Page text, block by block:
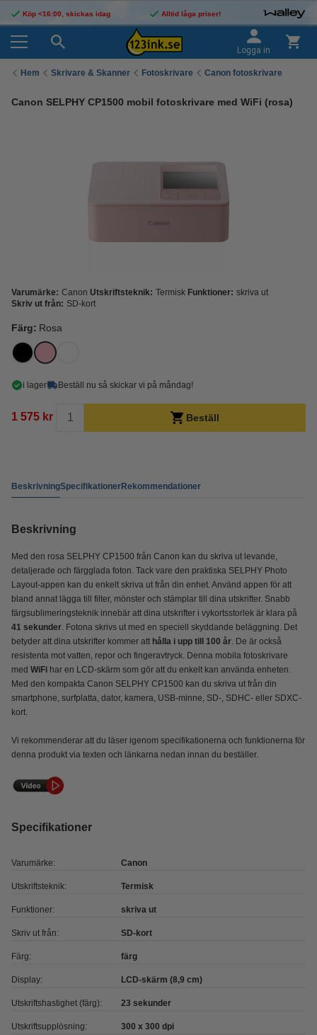
Köp <16:00, skickas idag Alltid låga priser!
Logga in
Hem Skrivare & Skanner Fotoskrivare Canon fotoskrivare
Canon SELPHY CP1500 mobil fotoskrivare med WiFi (rosa)
Varumärke: Canon Utskriftsteknik: Termisk Funktioner: skriva ut
Skriv ut från: SD-kort
Färg: Rosa
i lager Beställ nu så skickar vi på måndag!
1 575 kr Beställ
BeskrivningSpecifikationerRekommendationer
Beskrivning
Med den rosa SELPHY CP1500 från Canon kan du skriva ut levande,
detaljerade och färgglada foton. Tack vare den praktiska SELPHY Photo
Layout-appen kan du enkelt skriva ut från din enhet. Använd appen för att
bland annat lägga till filter, mönster och stämplar till dina utskrifter. Snabb
färgsublimeringsteknik innebär att dina utskrifter i vykortsstorlek är klara på
41 sekunder. Fotona skrivs ut med en speciell skyddande beläggning. Det
betyder att dina utskrifter kommer att hålla i upp till 100 år. De är också
resistenta mot vatten, repor och fingeravtryck. Denna mobila fotoskrivare
med WiFi har en LCD-skärm som gör att du enkelt kan använda enheten.
Med den kompakta Canon SELPHY CP1500 kan du skriva ut från din
smartphone, surfplatta, dator, kamera, USB-minne, SD-, SDHC- eller SDXC-
kort.
Vi rekommenderar att du läser igenom specifikationerna och funktionerna för
denna produkt via texten och länkarna nedan innan du beställer.
Specifikationer
Varumärke: Canon
Utskriftsteknik: Termisk
Funktioner: skriva ut
Skriv ut från: SD-kort
Färg: färg
Display: LCD-skärm (8,9 cm)
Utskriftshastighet (färg): 23 sekunder
Utskriftsupplösning: 300 x 300 dpi